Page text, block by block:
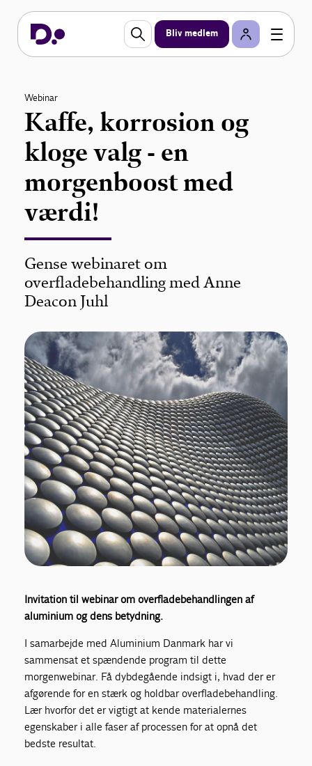
Bliv medlem
Webinar
Kaffe, korrosion og
kloge valg - en
morgenboost med
værdi!
Gense webinaret om
overfladebehandling med Anne
Deacon Juhl
Invitation til webinar om overfladebehandlingen af
aluminium og dens betydning.
I samarbejde med Aluminium Danmark har vi
sammensat et spændende program til dette
morgenwebinar. Få dybdegående indsigt i, hvad der er
afgørende for en stærk og holdbar overfladebehandling.
Lær hvorfor det er vigtigt at kende materialernes
egenskaber i alle faser af processen for at opnå det
bedste resultat.